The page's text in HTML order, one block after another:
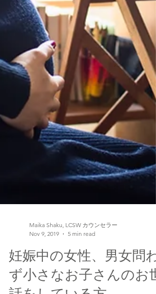
Maika Shaku, LCSW カウンセラー
Nov 9, 2019
5 min read
妊娠中の女性、男女問わ